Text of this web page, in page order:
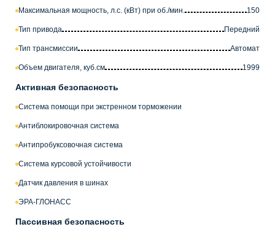
Максимальная мощность, л.с. (кВт) при об./мин. 150
Тип привода Передний
Тип трансмиссии Автомат
Объем двигателя, куб.см 1999
Активная безопасность
Система помощи при экстренном торможении
Антиблокировочная система
Антипробуксовочная система
Система курсовой устойчивости
Датчик давления в шинах
ЭРА-ГЛОНАСС
Пассивная безопасность